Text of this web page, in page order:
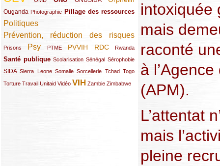
Ouganda
(29/289) Photographie
(27/289) Pillage des ressources
(77/289)
Politiques
(120/289)
Prévention, réduction des risques
(131/289)
Prisons
(22/289) Psy
(119/289) PTME
(12/289) PVVIH
(111/289) RDC
(104/289) Rwanda
(23/289)
Santé publique
(59/289) Scolarisation
(9/289) Sénégal
(13/289) Sérophobie
(19/289)
SIDA
(29/289)Sierra Leone
(13/289) Somalie
(12/289) Sorcellerie
(19/289) Tchad
(10/289) Togo
(15/289)
Torture
(17/289)Travail
(21/289) Unitaid
(26/289) Vidéo
(23/289) VIH
(154/289) Zambie
(12/289) Zimbabwe
(21/289)
intoxiquée
mais
raconté
à
(APM).
L’attentat
mais
pleine